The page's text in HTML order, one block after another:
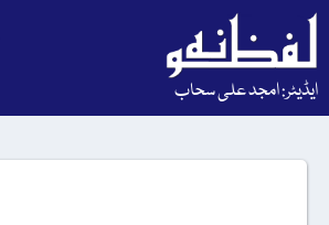
ایڈیٹر: امجد علی سحاب